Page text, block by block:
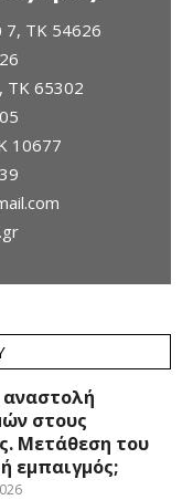
TK 54626
ΤΚ 65302
10677
στους
Μετάθεση του
εμπαιγμός;